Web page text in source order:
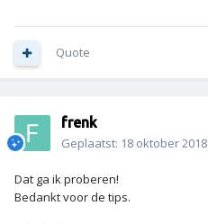
Quote
frenk
Geplaatst: 18 oktober 2018
Dat ga ik proberen!
Bedankt voor de tips.